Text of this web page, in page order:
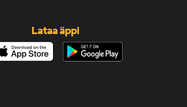
Lataa äppi